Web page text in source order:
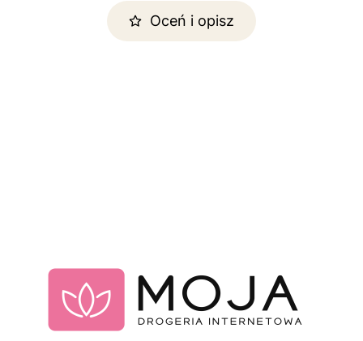
Oceń i opisz